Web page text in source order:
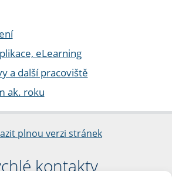
eLearning
a další pracoviště
ak. roku
plnou verzi stránek
kontakty